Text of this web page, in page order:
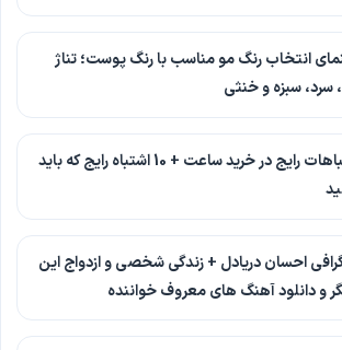
انتخاب رنگ مو مناسب با رنگ پوست؛ تناژ
سرد، سبزه و خنثی
اشتباهات رایج در خرید ساعت + 10 اشتباه رایج که باید
احسان دریادل + زندگی شخصی و ازدواج این
و دانلود آهنگ های معروف خواننده